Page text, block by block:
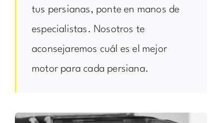
tus persianas, ponte en manos de
especialistas. Nosotros te
aconsejaremos cuál es el mejor
motor para cada persiana.